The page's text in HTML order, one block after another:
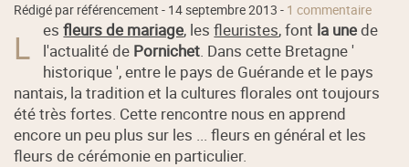
Rédigé par référencement - 14 septembre 2013 - 1 commentaire
L esfleurs de mariage, lesfleuristes, font la unede
l'actualité de Pornichet. Dans cette Bretagne '
historique ', entre le pays de Guérande et le pays
nantais, la tradition et la cultures florales ont toujours
été très fortes. Cette rencontre nous en apprend
encore un peu plus sur les ... fleurs en général et les
fleurs de cérémonie en particulier.